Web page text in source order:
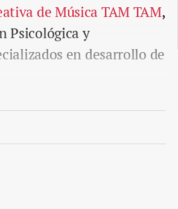
de Música TAM TAM,
Psicológica y
en desarrollo de